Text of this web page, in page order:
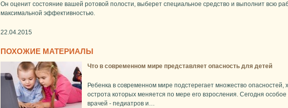
Он оценит состояние вашей ротовой полости, выберет специальное средство и выполнит всю
максимальной эффективностью.
22.04.2015
ПОХОЖИЕ МАТЕРИАЛЫ
Что в современном мире представляет опасность для детей
Ребенка в современном мире подстерегает множество опасностей,
острота которых меняется по мере его взросления. Сегодня особое
врачей - педиатров и…